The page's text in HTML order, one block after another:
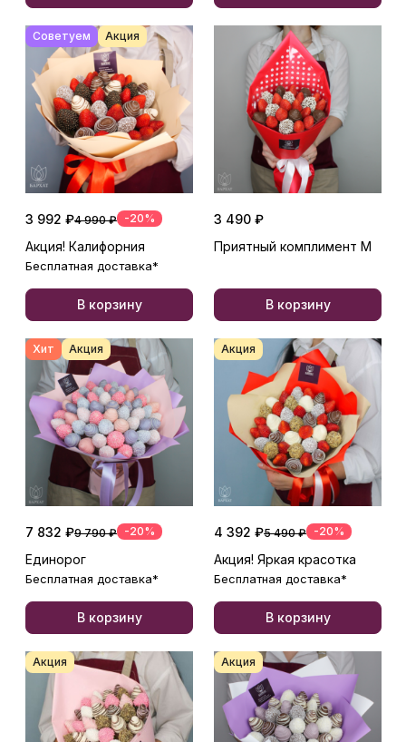
Советуем Акция
3 992 ₽4 990 ₽ -20%
Акция! Калифорния
Бесплатная доставка*
В корзину
3 490 ₽
Приятный комплимент М
В корзину
Хит Акция
7 832 ₽9 790 ₽ -20%
Единорог
Бесплатная доставка*
В корзину
Акция
4 392 ₽5 490 ₽ -20%
Акция! Яркая красотка
Бесплатная доставка*
В корзину
Акция Акция